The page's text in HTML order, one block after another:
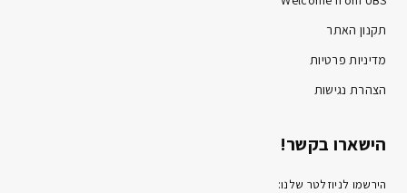
תקנון האתר
מדיניות פרטיות
הצהרת נגישות
הישארו בקשר!
הירשמו לניוזלטר שלנו: